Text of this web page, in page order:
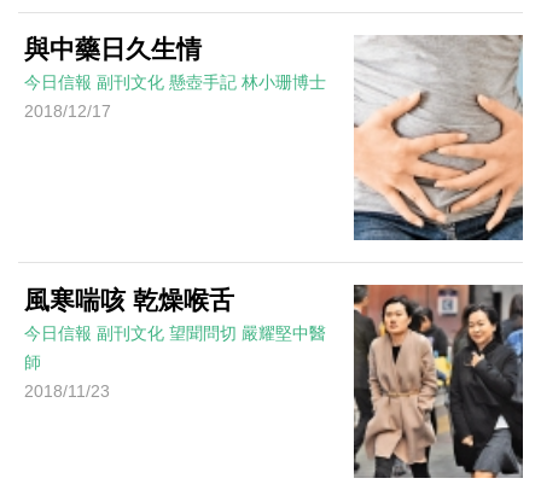
與中藥日久生情
今日信報 副刊文化 懸壺手記 林小珊博士
2018/12/17
風寒喘咳 乾燥喉舌
今日信報 副刊文化 望聞問切 嚴耀堅中醫
師
2018/11/23